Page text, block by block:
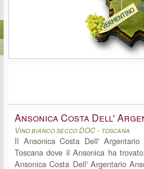
Ansonica Costa Dell'
Vino bianco secco DOC - toscana
Il Ansonica Costa Dell'
Toscana dove il Ansonica ha
Ansonica Costa Dell' Argentario